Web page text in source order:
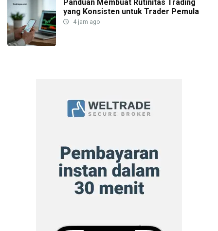
Panduan Membuat Rutinitas Trading
yang Konsisten untuk Trader Pemula
4 jam ago